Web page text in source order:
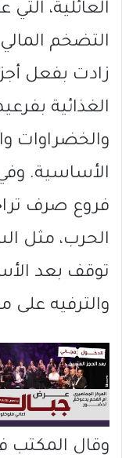
العائلية،
التضخم
زادت بفعل
الغذائية
والخضراوات
الأساسية.
فروع صرف
الحرب، مثل
توقف بعد
والترفيه على
وقال المكتب